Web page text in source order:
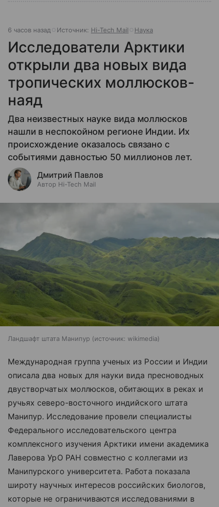
6 часов назад Источник: Hi-Tech Mail Наука
Исследователи Арктики
открыли два новых вида
тропических моллюсков-
наяд
Два неизвестных науке вида моллюсков
нашли в неспокойном регионе Индии. Их
происхождение оказалось связано с
событиями давностью 50 миллионов лет.
Дмитрий Павлов
Автор Hi-Tech Mail
Ландшафт штата Манипур источник: wikimedia
Международная группа ученых из России и Индии
описала два новых для науки вида пресноводных
двустворчатых моллюсков, обитающих в реках и
ручьях северо-восточного индийского штата
Манипур. Исследование провели специалисты
Федерального исследовательского центра
комплексного изучения Арктики имени академика
Лаверова УрО РАН совместно с коллегами из
Манипурского университета. Работа показала
широту научных интересов российских биологов,
которые не ограничиваются исследованиями в